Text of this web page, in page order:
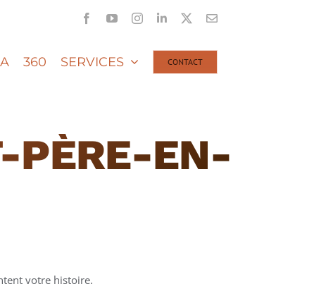
FacebookYouTubeInstagramLinkedIn Email
360 SERVICES CONTACT
PÈRE-EN-
votre histoire.